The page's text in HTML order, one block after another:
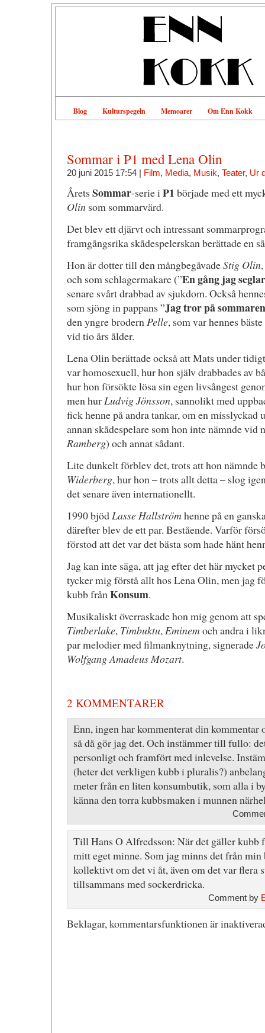
Blog Kulturspegeln Memoarer Om Enn Kokk
Sommar i P1 med Lena Olin
20 juni 2015 17:54 | Film, Media, Musik, Teater, Ur
Årets Sommar-serie iP1 började med ett
Olinsom sommarvärd.
Det blev ett djärvt och intressant
framgångsrika skådespelerskan berättade en
Hon är dotter till den mångbegåvadeStig Olin
och som schlagermakare (”En gång jag
senare svårt drabbad av sjukdom. Också
som sjöng in pappans ”Jag tror på sommaren
den yngre brodernPelle, som var hennes
vid tio års ålder.
Lena Olin berättade också att Mats under
var homosexuell, hur hon själv drabbades av
hur hon försökte lösa sin egen livsångest
men hurLudvig Jönsson, sannolikt med
fick henne på andra tankar, om en misslyckad
annan skådespelare som hon inte nämnde vid
Ramberg) och annat sådant.
Lite dunkelt förblev det, trots att hon nämnde
Widerberg, hur hon – trots allt detta – slog
det senare även internationellt.
1990 bjödLasse Hallströmhenne på en
därefter blev de ett par. Bestående. Varför
förstod att det var det bästa som hade hänt
Jag kan inte säga, att jag efter det här mycket
tycker mig förstå allt hos Lena Olin, men jag
kubb frånKonsum.
Musikaliskt överraskade hon mig genom att
Timberlake, Timbuktu,Eminemoch andra i
par melodier med filmanknytning, signerade
Wolfgang Amadeus Mozart.
2 KOMMENTARER
Enn, ingen har kommenterat din kommentar
så då gör jag det. Och instämmer till fullo:
personligt och framfört med inlevelse.
(heter det verkligen kubb i pluralis?)
meter från en liten konsumbutik, som alla i
känna den torra kubbsmaken i munnen
Till Hans O Alfredsson: När det gäller kubb
mitt eget minne. Som jag minns det från
kollektivt om det vi åt, även om det var flera
tillsammans med sockerdricka.
Comment by
Beklagar, kommentarsfunktionen är